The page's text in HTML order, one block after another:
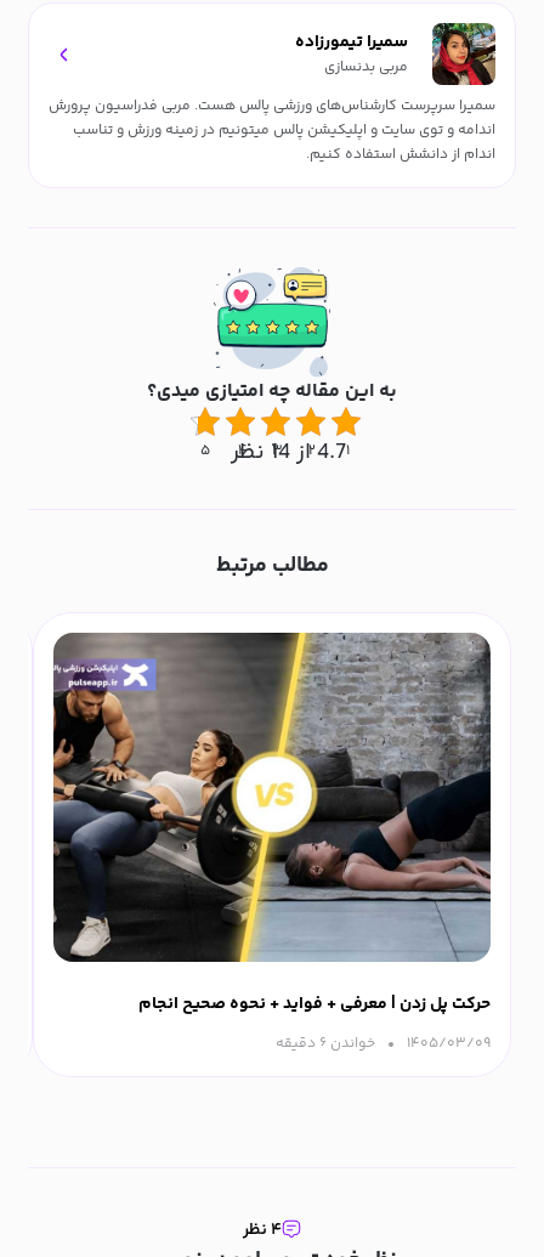
سمیرا تیمورزاده
مربی بدنسازی
سمیرا سرپرست کارشناس‌های ورزشی پالس هست. مربی فدراسیون پرورش
اندامه و توی سایت و اپلیکیشن پالس میتونیم در زمینه ورزش و تناسب
اندام از دانشش استفاده کنیم.
به این مقاله چه امتیازی میدی؟
4.7 از 14 نظر۱ ۲ ۳ ۴ ۵
مطالب مرتبط
حرکت پل زدن | معرفی + فواید + نحوه صحیح انجام
۱۴۰۵/۰۳/۰۹ خواندن ۶ دقیقه‌
۴ نظر